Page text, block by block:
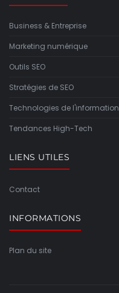
Business & Entreprise
Marketing numérique
Outils SEO
Stratégies de SEO
Technologies de l'information
Tendances High-Tech
LIENS UTILES
Contact
INFORMATIONS
Plan du site